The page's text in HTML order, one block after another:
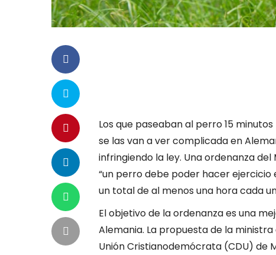
Los que paseaban al perro 15
se las van a ver complicada en
infringiendo la ley. Una ordenanza
“un perro debe poder hacer
un total de al menos una hora cada
El objetivo de la ordenanza es una
Alemania. La propuesta de la
Unión Cristianodemócrata (CDU) de